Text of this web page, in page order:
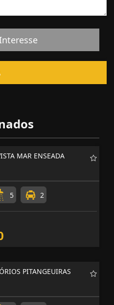
MAR ENSEADA
5 2
PITANGEUIRAS